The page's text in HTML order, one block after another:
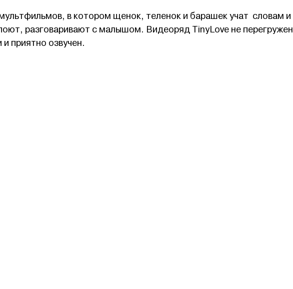
в котором щенок, теленок и барашек учат словам и
разговаривают с малышом. Видеоряд TinyLove не перегружен
приятно озвучен.